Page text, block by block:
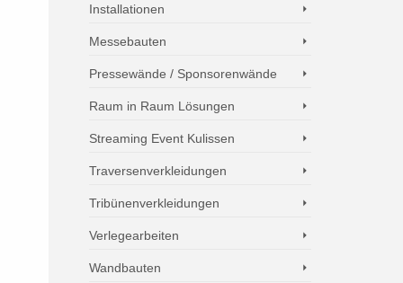
Installationen
Messebauten
Pressewände / Sponsorenwände
Raum in Raum Lösungen
Streaming Event Kulissen
Traversenverkleidungen
Tribünenverkleidungen
Verlegearbeiten
Wandbauten